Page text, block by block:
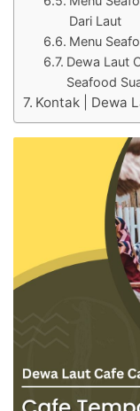
Dari Laut
Menu
Dewa Laut
Seafood
Kontak | Dewa